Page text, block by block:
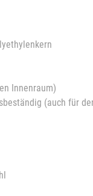
Innenraum)
(auch für